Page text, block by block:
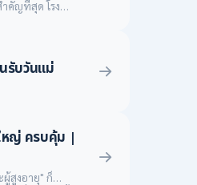
คัญที่สุด โรง
ณ์ที่ดีที่สุดให้
รับวันแม่
หญ่ ครบคุ้ม |
สูงอายุ" ก็